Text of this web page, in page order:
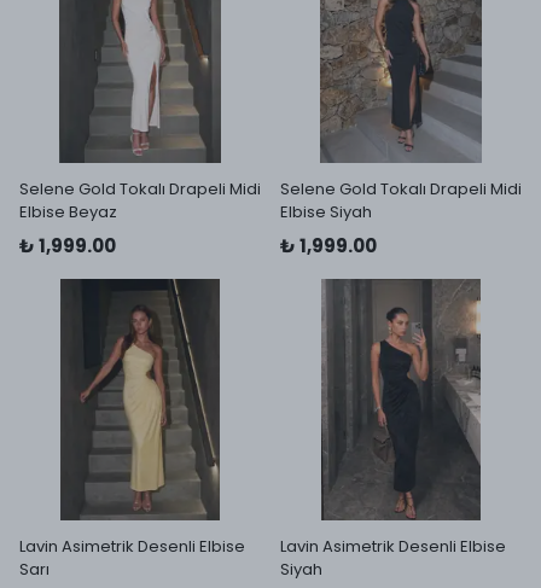
Selene Gold Tokalı Drapeli Midi
Elbise Beyaz
₺ 1,999.00
Selene Gold Tokalı Drapeli Midi
Elbise Siyah
₺ 1,999.00
Lavin Asimetrik Desenli Elbise
Sarı
Lavin Asimetrik Desenli Elbise
Siyah